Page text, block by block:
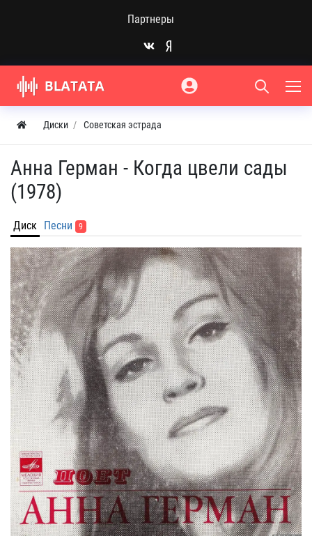
Партнеры
Диски Советская эстрада
Анна Герман - Когда цвели сады
(1978)
Диск Песни 9